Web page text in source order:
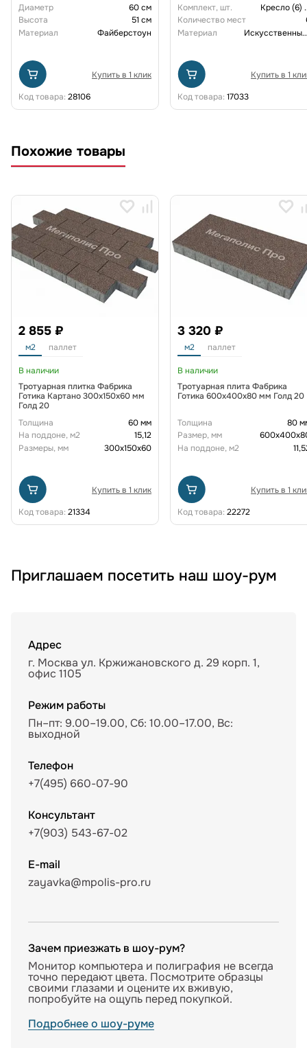
Диаметр
60 см
Высота
51 см
Материал
Файберстоун
Купить в 1 клик
Код товара: 28106
Комплект, шт. Кресло (6)
Количество мест
Материал
Искусственный ротанг
Купить в 1
Код товара: 17033
Похожие товары
2 855 ₽
м2 паллет
В наличии
Тротуарная плитка Фабрика
Готика Картано 300х150х60 мм
Голд 20
Толщина
60 мм
На поддоне, м2
15,12
Размеры, мм
300х150х60
Купить в 1 клик
Код товара: 21334
3 320 ₽
м2 паллет
В наличии
Тротуарная плита Фабрика
Готика 600х400х80 мм Голд 20
Толщина
80
Размер, мм
На поддоне, м2
Купить в 1
Код товара: 22272
Приглашаем посетить наш шоу-рум
Адрес
г. Москва ул. Кржижановского д. 29 корп. 1,
офис 1105
Режим работы
Пн–пт: 9.00–19.00, Сб: 10.00–17.00, Вс:
выходной
Телефон
+7(495) 660-07-90
Консультант
+7(903) 543-67-02
E-mail
zayavka@mpolis-pro.ru
Зачем приезжать в шоу-рум?
Монитор компьютера и полиграфия не всегда
точно передают цвета. Посмотрите образцы
своими глазами и оцените их вживую,
попробуйте на ощупь перед покупкой.
Подробнее о шоу-руме